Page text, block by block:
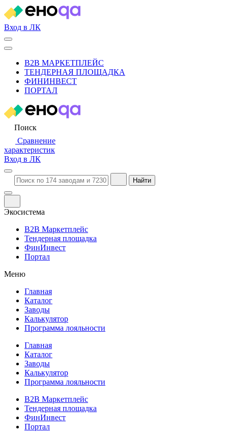
Вход в ЛК
B2B МАРКЕТПЛЕЙС
ТЕНДЕРНАЯ ПЛОЩАДКА
ФИНИНВЕСТ
ПОРТАЛ
Поиск
Сравнение
характеристик
Вход в ЛК
Найти
Экосистема
B2B Маркетплейс
Тендерная площадка
ФинИнвест
Портал
Меню
Главная
Каталог
Заводы
Калькулятор
Программа лояльности
Главная
Каталог
Заводы
Калькулятор
Программа лояльности
B2B Маркетплейс
Тендерная площадка
ФинИнвест
Портал